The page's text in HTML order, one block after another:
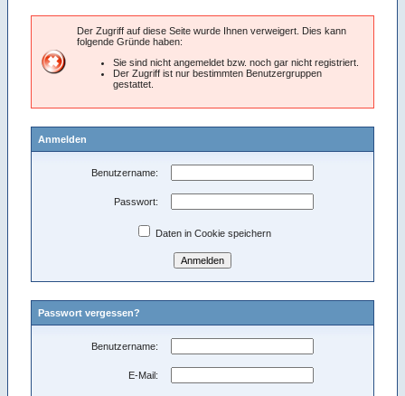
Der Zugriff auf diese Seite wurde Ihnen verweigert. Dies kann
folgende Gründe haben:
Sie sind nicht angemeldet bzw. noch gar nicht registriert.
Der Zugriff ist nur bestimmten Benutzergruppen
gestattet.
Anmelden
Benutzername:
Passwort:
Daten in Cookie speichern
Passwort vergessen?
Benutzername:
E-Mail: